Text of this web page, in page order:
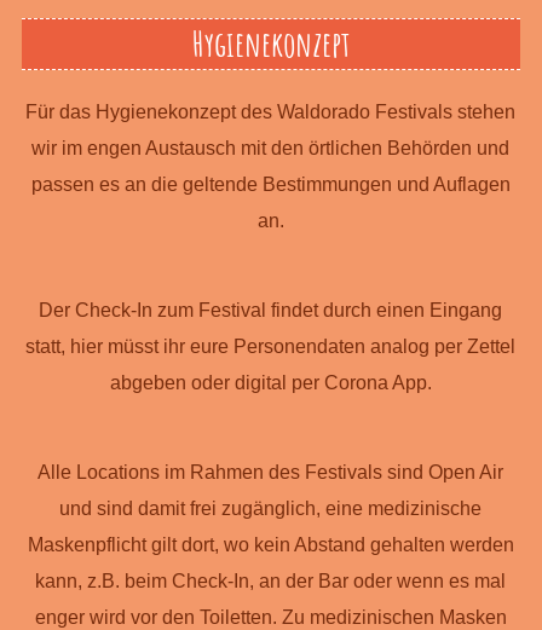
Hygienekonzept
Für das Hygienekonzept des Waldorado Festivals stehen
wir im engen Austausch mit den örtlichen Behörden und
passen es an die geltende Bestimmungen und Auflagen
an.
Der Check-In zum Festival findet durch einen Eingang
statt, hier müsst ihr eure Personendaten analog per Zettel
abgeben oder digital per Corona App.
Alle Locations im Rahmen des Festivals sind Open Air
und sind damit frei zugänglich, eine medizinische
Maskenpflicht gilt dort, wo kein Abstand gehalten werden
kann, z.B. beim Check-In, an der Bar oder wenn es mal
enger wird vor den Toiletten. Zu medizinischen Masken